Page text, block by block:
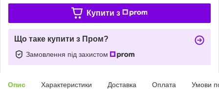
Купити з
Що таке купити з Пром?
Замовлення під захистом
Опис Характеристики Доставка Оплата Умови